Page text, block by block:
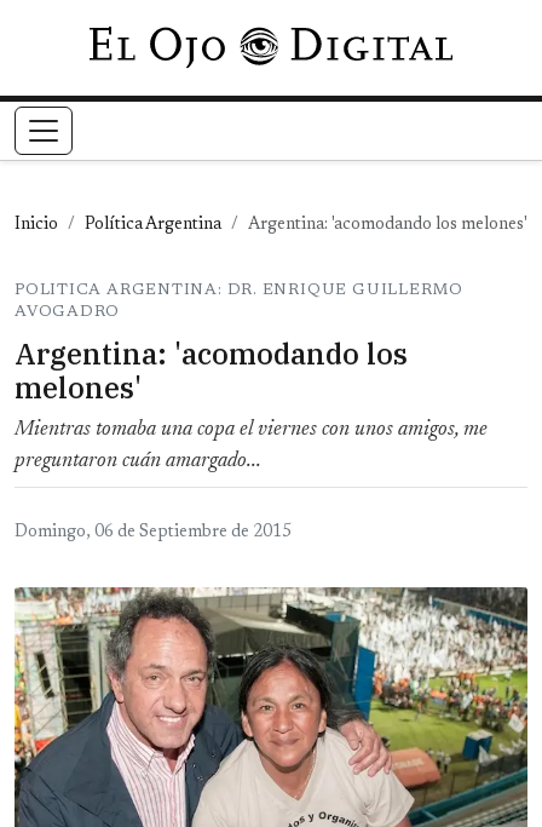
Pasar al contenido principal
Inicio Política Argentina Argentina: 'acomodando los melones'
POLITICA ARGENTINA: DR. ENRIQUE GUILLERMO
AVOGADRO
Argentina: 'acomodando los
melones'
Mientras tomaba una copa el viernes con unos amigos, me
preguntaron cuán amargado...
Domingo, 06 de Septiembre de 2015